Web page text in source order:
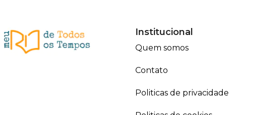
Institucional
Quem somos
Contato
Politicas de privacidade